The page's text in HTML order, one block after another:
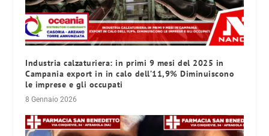
Industria calzaturiera: in primi 9 mesi del 2025 in
Campania export in in calo dell’11,9% Diminuiscono
le imprese e gli occupati
8 Gennaio 2026